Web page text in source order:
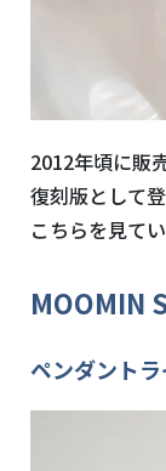
2012年頃に販
復刻版として登
こちらを見て
MOOMIN
ペンダントラ